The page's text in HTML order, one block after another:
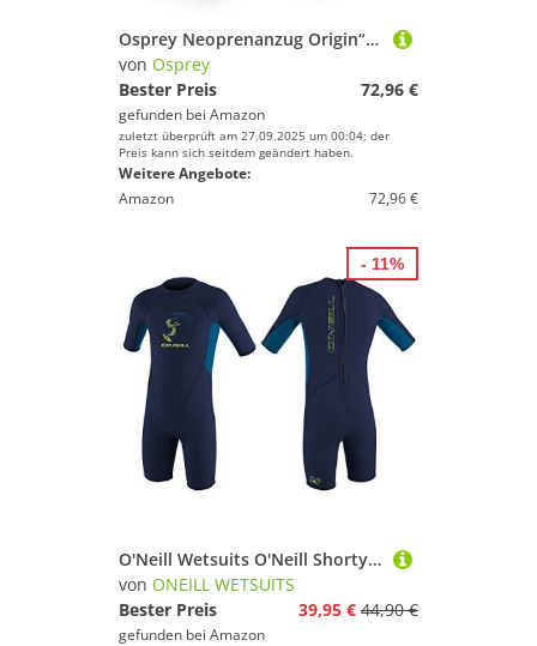
Osprey Neoprenanzug Origin“ für Herren, 3 mm , rot , 2X-Large
von Osprey
Bester Preis
72,96 €
gefunden bei Amazon
zuletzt überprüft am 27.09.2025 um 00:04; der
Preis kann sich seitdem geändert haben.
Weitere Angebote:
Amazon
72,96 €
O'Neill Wetsuits O'Neill Shorty Toddler Reactor Spring Kinder-Neopren-Neoprenanzug-Badeanzug NAVY - Marineblau, 6 124-132
von ONEILL WETSUITS
Bester Preis
39,95 € 44,90 €
gefunden bei Amazon
- 11%